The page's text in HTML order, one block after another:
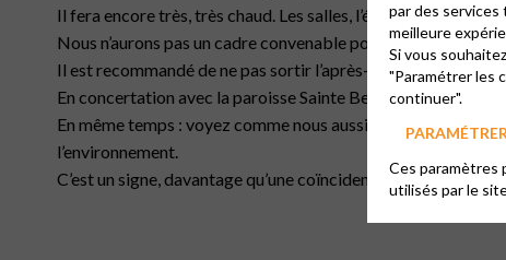
Il fera encore très, très chaud. Les salles, l’église aussi,
Nous n’aurons pas un cadre convenable pour la rencontre.
Il est recommandé de ne pas sortir l’après-midi en situation
En concertation avec la paroisse Sainte Bernadette et le
En même temps : voyez comme nous aussi, nous sommes
l’environnement.
C’est un signe, davantage qu’une coïncidence. Mais eux,
par des
meilleure
Si vous
"Paramétrer les
continuer".
Ces paramètres
utilisés par le